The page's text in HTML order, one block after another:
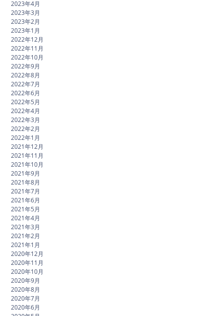
2023年4月
2023年3月
2023年2月
2023年1月
2022年12月
2022年11月
2022年10月
2022年9月
2022年8月
2022年7月
2022年6月
2022年5月
2022年4月
2022年3月
2022年2月
2022年1月
2021年12月
2021年11月
2021年10月
2021年9月
2021年8月
2021年7月
2021年6月
2021年5月
2021年4月
2021年3月
2021年2月
2021年1月
2020年12月
2020年11月
2020年10月
2020年9月
2020年8月
2020年7月
2020年6月